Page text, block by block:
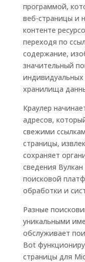
программой,
веб-страницы и
контенте
переходя по
содержание,
значительный
хранилища
Краулер
адресов,
свежими
страницы,
сохраняет
сведения
поисковой
обработки и
Разные
уникальными
обслуживает
Bot
страницы для